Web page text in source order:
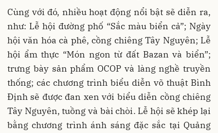
Cùng với đó, nhiều hoạt động nổi bật sẽ diễn ra,
như: Lễ hội đường phố “Sắc màu biển cả”; Ngày
hội văn hóa cà phê, cồng chiêng Tây Nguyên; Lễ
hội ẩm thực “Món ngon từ đất Bazan và biển”;
trưng bày sản phẩm OCOP và làng nghề truyền
thống; các chương trình biểu diễn võ thuật Bình
Định sẽ được đan xen với biểu diễn cồng chiêng
Tây Nguyên, tuồng và bài chòi. Lễ hội sẽ khép lại
bằng chương trình ánh sáng đặc sắc tại Quảng